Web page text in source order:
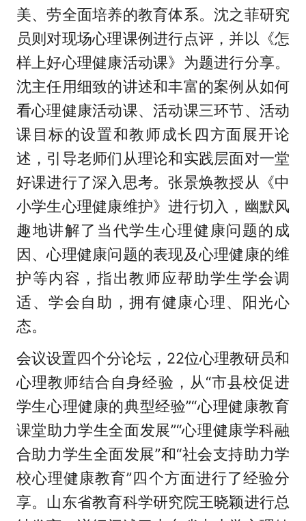
美、劳全面培养的教育体系。沈之菲研究
员则对现场心理课例进行点评，并以《怎
样上好心理健康活动课》为题进行分享。
沈主任用细致的讲述和丰富的案例从如何
看心理健康活动课、活动课三环节、活动
课目标的设置和教师成长四方面展开论
述，引导老师们从理论和实践层面对一堂
好课进行了深入思考。张景焕教授从《中
小学生心理健康维护》进行切入，幽默风
趣地讲解了当代学生心理健康问题的成
因、心理健康问题的表现及心理健康的维
护等内容，指出教师应帮助学生学会调
适、学会自助，拥有健康心理、阳光心
态。
会议设置四个分论坛，22位心理教研员和
心理教师结合自身经验，从“市县校促进
学生心理健康的典型经验”“心理健康教育
课堂助力学生全面发展”“心理健康学科融
合助力学生全面发展”和“社会支持助力学
校心理健康教育”四个方面进行了经验分
享。山东省教育科学研究院王晓颖进行总